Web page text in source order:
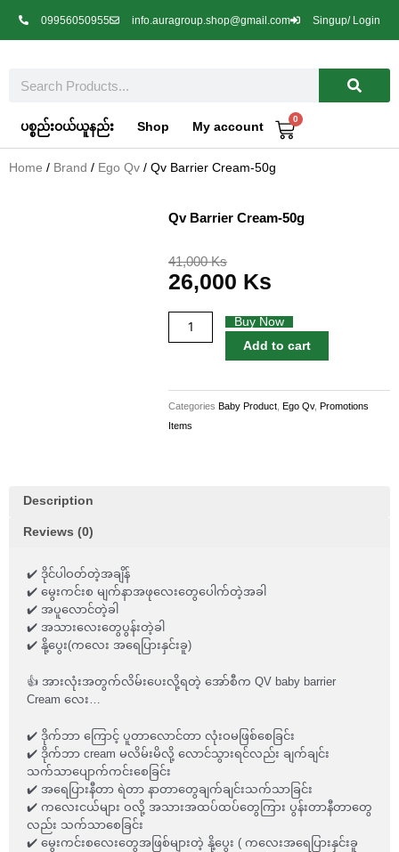
09956050955 info.auragroup.shop@gmail.com Singup/ Login
ပစ္စည်းဝယ်ယူနည်း Shop My account
0
Cart
Home / Brand / Ego Qv / Qv Barrier Cream-50g
Qv Barrier Cream-50g
41,000Ks
Original
price
41,000 Ks.
26,000 Ks
Current
price
26,000 Ks.
Barrier
Buy Now
Add to cart
Categories Baby Product ,Ego Qv,Promotions
Items
Description
Reviews (0)
✔️ ဒိုင်ပါဝတ်တဲ့အချိန်
✔️ မွေးကင်းစ မျက်နာအဖုလေးတွေပေါက်တဲ့အခါ
✔️ အပူလောင်တဲ့ခါ
✔️ အသားလေးတွေပွန်းတဲ့ခါ
✔️ နို့ပွေး(ကလေး အရေပြားနှင်းခူ)
👍 အားလုံးအတွက်လိမ်းပေးလို့ရတဲ့ အော်စီက QV baby barrier
Cream လေး…
✔️ ဒိုက်ဘာ ကြောင့် ပူတာလောင်တာ လုံးဝမဖြစ်စေခြင်း
✔️ ဒိုက်ဘာ cream မလိမ်းမိလို့ လောင်သွားရင်လည်း ချက်ချင်း
သက်သာပျောက်ကင်းစေခြင်း
✔️ အရေပြားနီတာ ရဲတာ နာတာတွေချက်ချင်းသက်သာခြင်း
✔️ ကလေးငယ်များ ဝလို့ အသားအထပ်ထပ်တွေကြား ပွန်းတာနီတာတွေ
လည်း သက်သာစေခြင်း
✔️ မွေးကင်းစလေးတွေအဖြစ်များတဲ့ နို့ပွေး ( ကလေးအရေပြားနှင်းခူ